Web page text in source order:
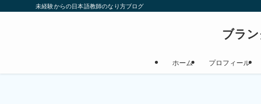
未経験からの日本語教師のなり方ブログ
ブラ
ホーム プロフィール